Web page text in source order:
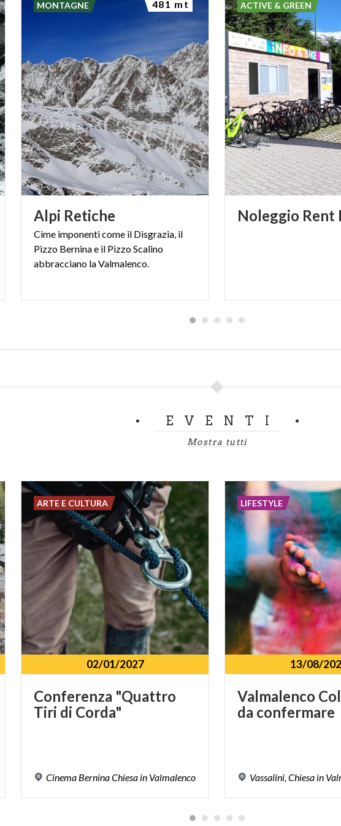
Alpi Retiche
Cime imponenti come il Disgrazia, il
Pizzo Bernina e il Pizzo Scalino
abbracciano la Valmalenco.
MONTAGNE 481 mt
Noleggio Rent
ACTIVE & GREEN
EVENTI
Mostra tutti
02/01/2027
Conferenza "Quattro
Tiri di Corda"
Cinema BerninaChiesa in Valmalenco
ARTE E CULTURA
13/08/
Valmalenco
da confermare
Vassalini,Chiesa in
LIFESTYLE